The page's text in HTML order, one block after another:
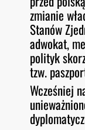
zmianie
Stanów
adwokat,
polityk
tzw.
Wcześniej